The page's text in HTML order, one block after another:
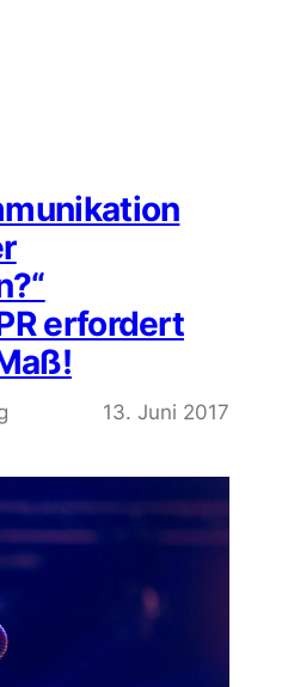
erfordert
13. Juni 2017